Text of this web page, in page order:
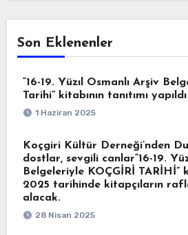
Son Eklenenler
“16-19. Yüzıl Osmanlı Arşiv
Tarihi” kitabının tanıtımı yapıldı
1 Haziran 2025
Koçgiri Kültür Derneği’nden
dostlar, sevgili canlar“16-19.
Belgeleriyle KOÇGİRİ TARİHİ”
2025 tarihinde kitapçıların
alacak.
28 Nisan 2025